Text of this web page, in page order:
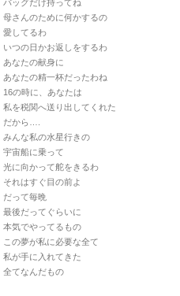
バッグだけ持ってね
母さんのために何かするの
愛してるわ
いつの日かお返しをするわ
あなたの献身に
あなたの精一杯だったわね
16の時に、あなたは
私を税関へ送り出してくれた
だから….
みんな私の水星行きの
宇宙船に乗って
光に向かって舵をきるわ
それはすぐ目の前よ
だって毎晩
最後だってぐらいに
本気でやってるもの
この夢が私に必要な全て
私が手に入れてきた
全てなんだもの